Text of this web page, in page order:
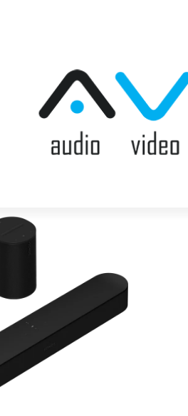
100 BLACK Komplekts